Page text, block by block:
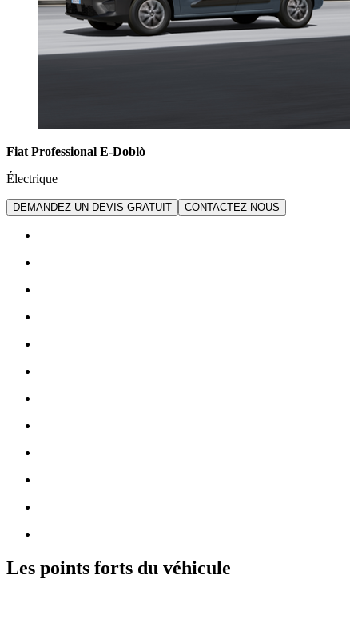
Fiat Professional E-Doblò
Électrique
DEMANDEZ UN DEVIS GRATUIT CONTACTEZ-NOUS
Les points forts du véhicule